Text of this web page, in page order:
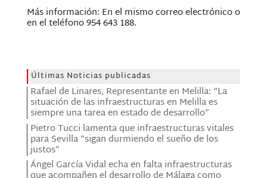
Más información: En el mismo correo electrónico o
en el teléfono 954 643 188.
Últimas Noticias publicadas
Rafael de Linares, Representante en Melilla: “La
situación de las infraestructuras en Melilla es
siempre una tarea en estado de desarrollo”
Pietro Tucci lamenta que infraestructuras vitales
para Sevilla “sigan durmiendo el sueño de los
justos”
Ángel García Vidal echa en falta infraestructuras